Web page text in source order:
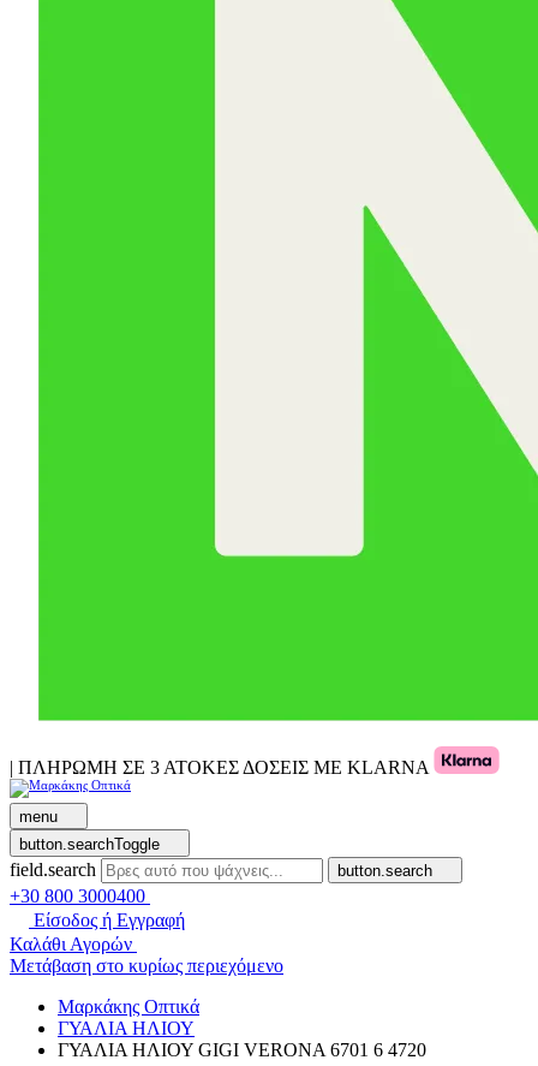
| ΠΛΗΡΩΜΗ ΣΕ 3 ΑΤΟΚΕΣ ΔΟΣΕΙΣ ΜΕ KLARNA
menu
button.searchToggle
field.search button.search
+30 800 3000400
Είσοδος ή Εγγραφή
Καλάθι Αγορών
Μετάβαση στο κυρίως περιεχόμενο
Μαρκάκης Οπτικά
ΓΥΑΛΙΑ ΗΛΙΟΥ
ΓΥΑΛΙΑ ΗΛΙΟΥ GIGI VERONA 6701 6 4720